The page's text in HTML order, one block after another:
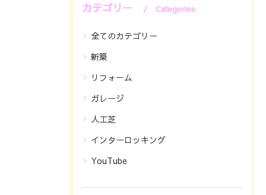
カテゴリー Categories
全てのカテゴリー
新築
リフォーム
ガレージ
人工芝
インターロッキング
YouTube